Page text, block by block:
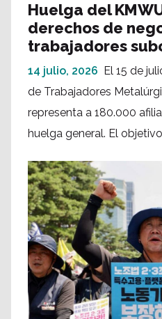
Huelga del
derechos de
trabajadores
14 julio, 2026
El 15 de
de Trabajadores
representa a 180.000
huelga general. El